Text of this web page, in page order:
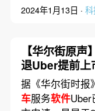
2024年1月13日 ·
【华尔街原
退Uber提前上
1200亿美元
据《华尔街时报
车服务软件Uber